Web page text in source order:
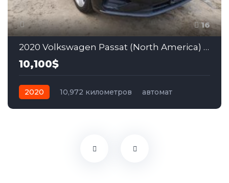
16
2020 Volkswagen Passat (North America) 2.0
10,100$
2020 10,972 километров
автомат